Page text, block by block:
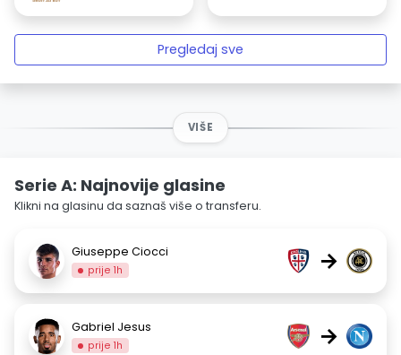
Pregledaj sve
VIŠE
Serie A: Najnovije glasine
Klikni na glasinu da saznaš više o transferu.
Giuseppe Ciocci
prije 1h →
Gabriel Jesus
prije 1h →